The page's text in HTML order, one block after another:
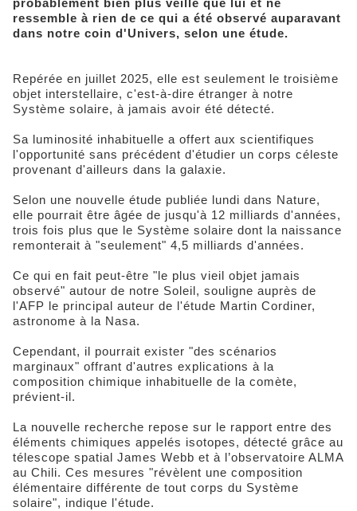
probablement bien plus veille que lui et ne
ressemble à rien de ce qui a été observé auparavant
dans notre coin d'Univers, selon une étude.
Repérée en juillet 2025, elle est seulement le troisième
objet interstellaire, c'est-à-dire étranger à notre
Système solaire, à jamais avoir été détecté.
Sa luminosité inhabituelle a offert aux scientifiques
l'opportunité sans précédent d'étudier un corps céleste
provenant d'ailleurs dans la galaxie.
Selon une nouvelle étude publiée lundi dans Nature,
elle pourrait être âgée de jusqu'à 12 milliards d'années,
trois fois plus que le Système solaire dont la naissance
remonterait à "seulement" 4,5 milliards d'années.
Ce qui en fait peut-être "le plus vieil objet jamais
observé" autour de notre Soleil, souligne auprès de
l'AFP le principal auteur de l'étude Martin Cordiner,
astronome à la Nasa.
Cependant, il pourrait exister "des scénarios
marginaux" offrant d'autres explications à la
composition chimique inhabituelle de la comète,
prévient-il.
La nouvelle recherche repose sur le rapport entre des
éléments chimiques appelés isotopes, détecté grâce au
télescope spatial James Webb et à l’observatoire ALMA
au Chili. Ces mesures "révèlent une composition
élémentaire différente de tout corps du Système
solaire", indique l'étude.